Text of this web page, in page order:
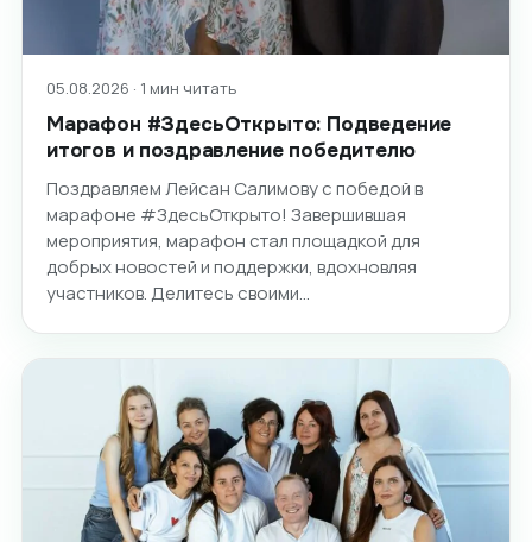
05.08.2026 · 1 мин читать
Марафон #ЗдесьОткрыто: Подведение
итогов и поздравление победителю
Поздравляем Лейсан Салимову с победой в
марафоне #ЗдесьОткрыто! Завершившая
мероприятия, марафон стал площадкой для
добрых новостей и поддержки, вдохновляя
участников. Делитесь своими…